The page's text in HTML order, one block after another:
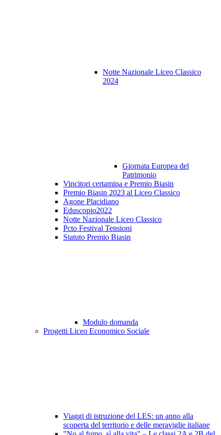
Notte Nazionale Liceo Classico
2024
Giornata Europea del
Patrimonio
Vincitori certamina e Premio Biasin
Premio Biasin 2023 al Liceo Classico
Agone Placidiano
Eduscopio2022
Notte Nazionale Liceo Classico
Pcto Festival Tensioni
Statuto Premio Biasin
Modulo domanda
Progetti Liceo Economico Sociale
Viaggi di istruzione del LES: un anno alla
scoperta del territorio e delle meraviglie italiane